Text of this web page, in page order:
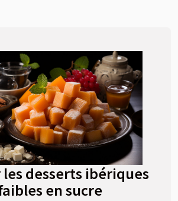
les desserts ibériques
en sucre